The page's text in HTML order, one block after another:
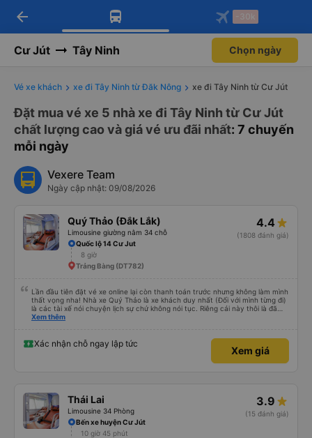
Tải app Vexere ngay!
Nhận ưu đãi thành viên độc
Mở app
Tải app Vexere
-30k/ghế khi đặt vé máy bay qua
Mở app
arrow_back -30k
Cư Jút Tây Ninh Chọn ngày
Vé xe khách xe đi Tây Ninh từ Đăk Nông xe đi Tây Ninh từ Cư Jút
Đặt mua vé xe 5 nhà xe đi Tây Ninh từ Cư Jút
chất lượng cao và giá vé ưu đãi nhất: 7 chuyến
mỗi ngày
Vexere Team
Ngày cập nhật: 09/08/2026
Quý Thảo (Đắk Lắk)
Limousine giường nằm 34 chỗ
4.4
(1808 đánh giá)
Quốc lộ 14 Cư Jut
8 giờ
Trảng Bàng (DT782)
Lần đầu tiên đặt vé xe online lại còn thanh toán trước nhưng không làm mình
thất vọng nha! Nhà xe Quý Thảo là xe khách duy nhất (Đối với mình từng đi)
là các tài xế nói chuyện lịch sự chứ không nói tục. Riêng cái này thôi là đã
đánh giá 5 sao rồi. Chú tài xế còn uống pepsi rất dễ thương chứ không có
Xem thêm
Xác nhận chỗ ngay lập tức
Xem giá
Thái Lai
Limousine 34 Phòng
3.9
(15 đánh giá)
Bến xe huyện Cư Jút
10 giờ 45 phút